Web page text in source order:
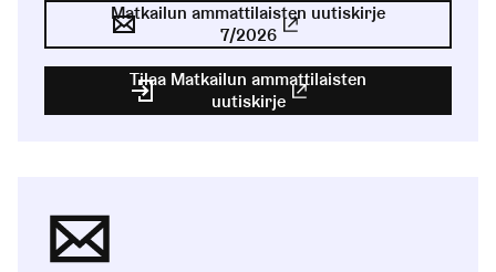
Matkailun ammattilaisten uutiskirje
7/2026(Linkki johtaa ulkoiseen
Tilaa Matkailun ammattilaisten
uutiskirje(Linkki johtaa ulkoiseen